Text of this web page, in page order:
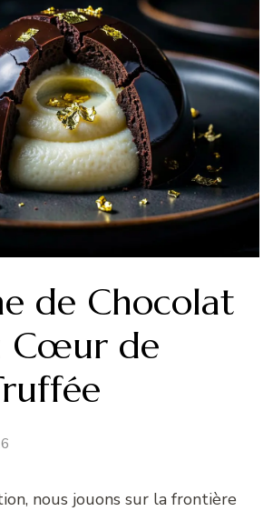
de Chocolat
Cœur de
nous jouons sur la frontière